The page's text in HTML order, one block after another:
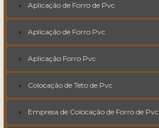
Aplicação de Forro de Pvc
Aplicação de Forro Pvc
Aplicação Forro Pvc
Colocação de Teto de Pvc
Empresa de Colocação de Forro de Pvc